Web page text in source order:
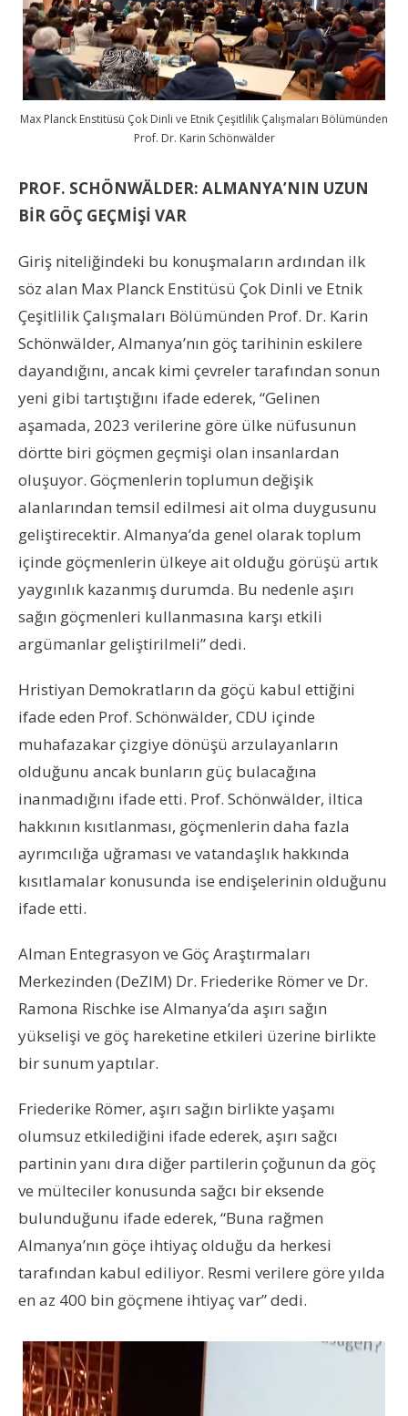
Max Planck Enstitüsü Çok Dinli ve Etnik Çeşitlilik Çalışmaları Bölümünden
Prof. Dr. Karin Schönwälder
PROF. SCHÖNWÄLDER: ALMANYA’NIN UZUN
BİR GÖÇ GEÇMİŞİ VAR
Giriş niteliğindeki bu konuşmaların ardından ilk
söz alan Max Planck Enstitüsü Çok Dinli ve Etnik
Çeşitlilik Çalışmaları Bölümünden Prof. Dr. Karin
Schönwälder, Almanya’nın göç tarihinin eskilere
dayandığını, ancak kimi çevreler tarafından sonun
yeni gibi tartıştığını ifade ederek, “Gelinen
aşamada, 2023 verilerine göre ülke nüfusunun
dörtte biri göçmen geçmişi olan insanlardan
oluşuyor. Göçmenlerin toplumun değişik
alanlarından temsil edilmesi ait olma duygusunu
geliştirecektir. Almanya’da genel olarak toplum
içinde göçmenlerin ülkeye ait olduğu görüşü artık
yaygınlık kazanmış durumda. Bu nedenle aşırı
sağın göçmenleri kullanmasına karşı etkili
argümanlar geliştirilmeli” dedi.
Hristiyan Demokratların da göçü kabul ettiğini
ifade eden Prof. Schönwälder, CDU içinde
muhafazakar çizgiye dönüşü arzulayanların
olduğunu ancak bunların güç bulacağına
inanmadığını ifade etti. Prof. Schönwälder, iltica
hakkının kısıtlanması, göçmenlerin daha fazla
ayrımcılığa uğraması ve vatandaşlık hakkında
kısıtlamalar konusunda ise endişelerinin olduğunu
ifade etti.
Alman Entegrasyon ve Göç Araştırmaları
Merkezinden (DeZIM) Dr. Friederike Römer ve Dr.
Ramona Rischke ise Almanya’da aşırı sağın
yükselişi ve göç hareketine etkileri üzerine birlikte
bir sunum yaptılar.
Friederike Römer, aşırı sağın birlikte yaşamı
olumsuz etkilediğini ifade ederek, aşırı sağcı
partinin yanı dıra diğer partilerin çoğunun da göç
ve mülteciler konusunda sağcı bir eksende
bulunduğunu ifade ederek, “Buna rağmen
Almanya’nın göçe ihtiyaç olduğu da herkesi
tarafından kabul ediliyor. Resmi verilere göre yılda
en az 400 bin göçmene ihtiyaç var” dedi.